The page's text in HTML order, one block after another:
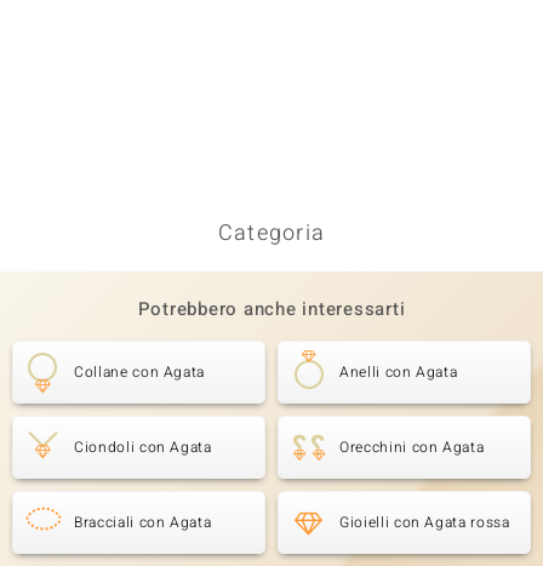
Categoria
Potrebbero anche interessarti
Collane con Agata Anelli con Agata
Ciondoli con Agata Orecchini con Agata
Bracciali con Agata Gioielli con Agata rossa